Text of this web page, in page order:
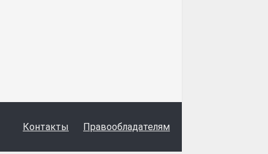
Контакты Правообладателям